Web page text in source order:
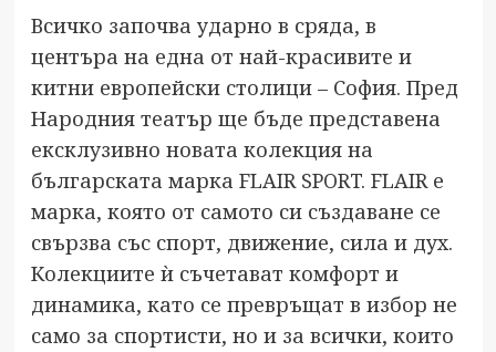
Всичко започва ударно в сряда, в
центъра на една от най-красивите и
китни европейски столици – София. Пред
Народния театър ще бъде представена
ексклузивно новата колекция на
българската марка FLAIR SPORT. FLAIR е
марка, която от самото си създаване се
свързва със спорт, движение, сила и дух.
Колекциите ѝ съчетават комфорт и
динамика, като се превръщат в избор не
само за спортисти, но и за всички, които